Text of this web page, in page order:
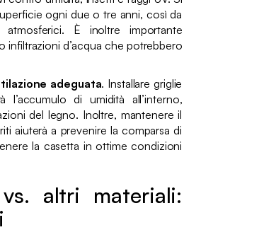
ogni due o tre anni, così da
È inoltre importante
d’acqua che potrebbero
adeguata. Installare griglie
di umidità all’interno,
del legno. Inoltre, mantenere il
aiuterà a prevenire la comparsa di
la casetta in ottime condizioni
altri materiali: